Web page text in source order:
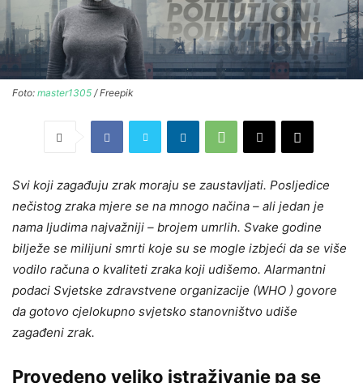
Foto: master1305 / Freepik
Svi koji zagađuju zrak moraju se zaustavljati. Posljedice
nečistog zraka mjere se na mnogo načina – ali jedan je
nama ljudima najvažniji – brojem umrlih. Svake godine
bilježe se milijuni smrti koje su se mogle izbjeći da se više
vodilo računa o kvaliteti zraka koji udišemo. Alarmantni
podaci Svjetske zdravstvene organizacije (WHO ) govore
da gotovo cjelokupno svjetsko stanovništvo udiše
zagađeni zrak.
Provedeno veliko istraživanje pa se